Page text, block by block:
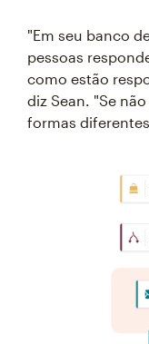
"Em seu banco
pessoas
como estão
diz Sean. "Se
formas